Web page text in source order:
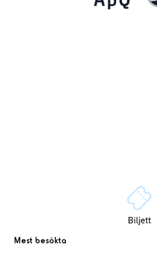
Biljett
Mest besökta